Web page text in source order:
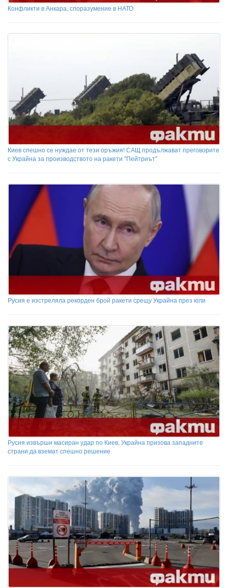
Конфликти в Анкара, споразумение в НАТО
Киев спешно се нуждае от тези оръжия! САЩ продължават преговорите
с Украйна за производството на ракети "Пейтриът"
Русия е изстреляла рекорден брой ракети срещу Украйна през юли
Русия извърши масиран удар по Киев, Украйна призова западните
страни да вземат спешно решение